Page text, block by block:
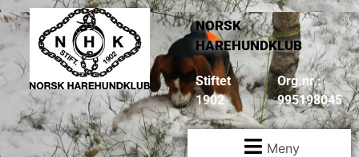
NORSK
HAREHUNDKLUB
Stiftet
1902
Org.nr.:
995198045
Meny